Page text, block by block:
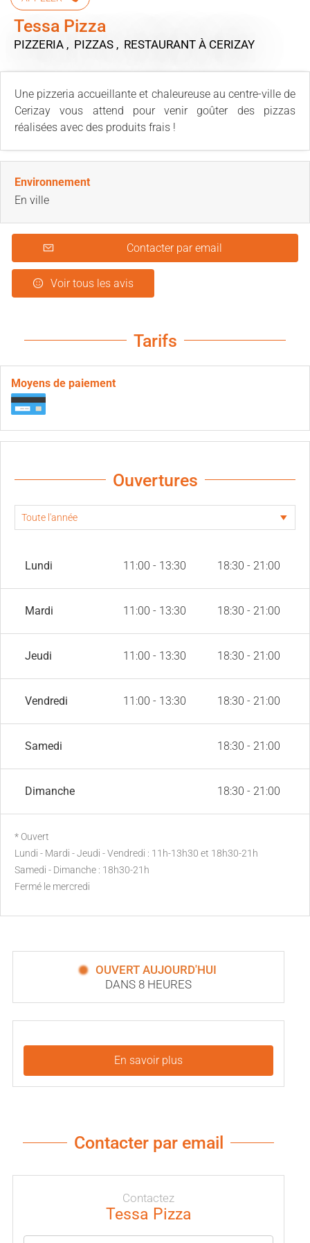
Tessa Pizza
PIZZERIA , PIZZAS , RESTAURANT À CERIZAY
Une pizzeria accueillante et chaleureuse au centre-ville de
Cerizay vous attend pour venir goûter des pizzas
réalisées avec des produits frais !
Environnement
En ville
Contacter par email
Voir tous les avis
Tarifs
Moyens de paiement
Ouvertures
Lundi 11:00 - 13:30 18:30 - 21:00
Mardi 11:00 - 13:30 18:30 - 21:00
Jeudi 11:00 - 13:30 18:30 - 21:00
Vendredi 11:00 - 13:30 18:30 - 21:00
Samedi 18:30 - 21:00
Dimanche 18:30 - 21:00
* Ouvert
Lundi - Mardi - Jeudi - Vendredi : 11h-13h30 et 18h30-21h
Samedi - Dimanche : 18h30-21h
Fermé le mercredi
OUVERT AUJOURD'HUI
DANS 8 HEURES
En savoir plus
Contacter par email
Contactez
Tessa Pizza